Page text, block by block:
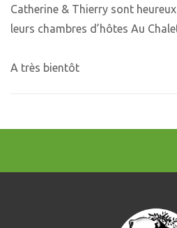
Catherine & Thierry sont
leurs chambres d’hôtes Au
A très bientôt